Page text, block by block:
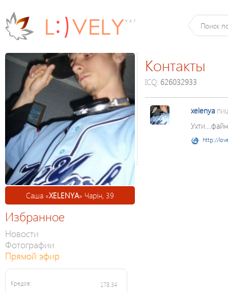
Саша «XELENYA» Чарін, 39
Избранное
Новости
Фотографии
Прямой эфир
Кредов: 178.34
Контакты
ICQ: 626032933
xelenya
http://